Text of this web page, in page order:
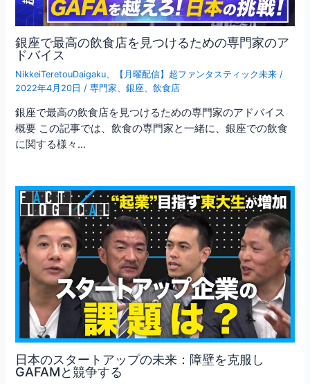
銀座で最高の飲食店を見つけるための専門家のア
ドバイス
NikkeiTeretouDaigaku 【月曜配信】超ファンタスティック未来 /
2022年4月20日 /専門家 、銀座 、飲食店
銀座で最高の飲食店を見つけるための専門家のアドバイス
概要 この記事では、飲食の専門家と一緒に、銀座での飲食
に関する様々…
日本のスタートアップの未来：障壁を克服し
GAFAMと競争する